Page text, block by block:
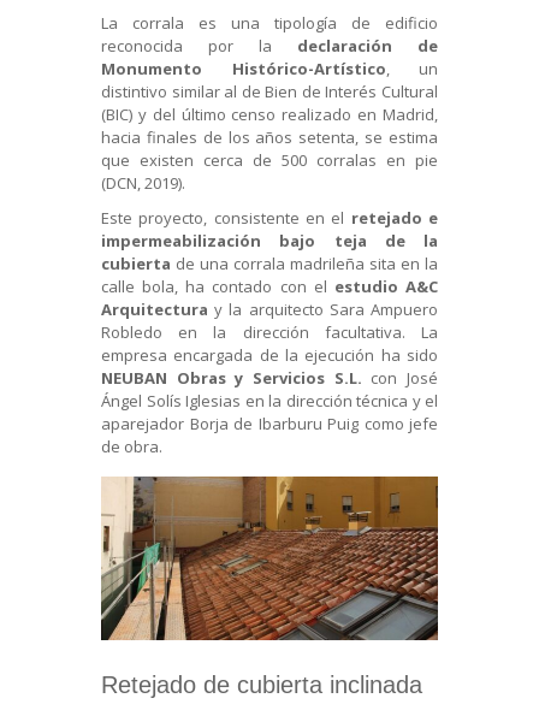
La corrala es una tipología de edificio
reconocida por la declaración de
Monumento Histórico-Artístico, un
distintivo similar al de Bien de Interés Cultural
(BIC) y del último censo realizado en Madrid,
hacia finales de los años setenta, se estima
que existen cerca de 500 corralas en pie
(DCN, 2019).
Este proyecto, consistente en el retejado e
impermeabilización bajo teja de la
cubierta de una corrala madrileña sita en la
calle bola, ha contado con el estudio A&C
Arquitectura y la arquitecto Sara Ampuero
Robledo en la dirección facultativa. La
empresa encargada de la ejecución ha sido
NEUBAN Obras y Servicios S.L. con José
Ángel Solís Iglesias en la dirección técnica y el
aparejador Borja de Ibarburu Puig como jefe
de obra.
Retejado de cubierta inclinada